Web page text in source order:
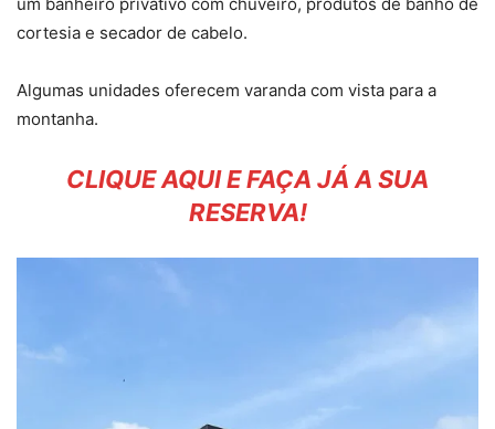
um banheiro privativo com chuveiro, produtos de banho de
cortesia e secador de cabelo.
Algumas unidades oferecem varanda com vista para a
montanha.
CLIQUE AQUI E FAÇA JÁ A SUA
RESERVA!